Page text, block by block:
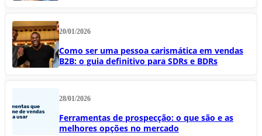
20/01/2026
Como ser uma pessoa carismática em vendas
B2B: o guia definitivo para SDRs e BDRs
28/01/2026
Ferramentas de prospecção: o que são e as
melhores opções no mercado